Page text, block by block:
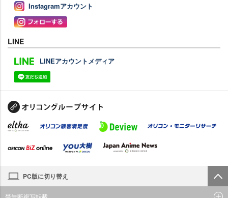
Instagramアカウント
LINE
LINEアカウントメディア
PC版に切り替え
禁無断複写転載